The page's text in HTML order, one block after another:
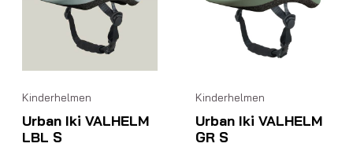
Kinderhelmen
Urban Iki VALHELM
LBL S
Kinderhelmen
Urban Iki VALHELM
GR S